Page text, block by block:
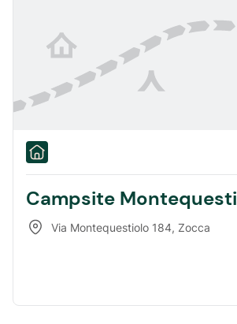
Campsite
Via Montequestiolo 184, Zocca